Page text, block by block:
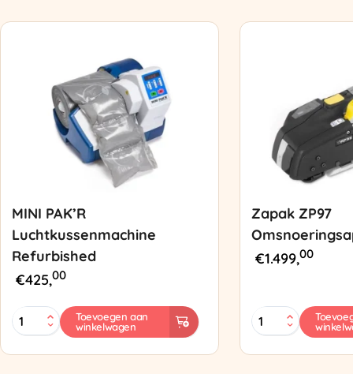
MINI PAK’R
Luchtkussenmachine
Refurbished
€425,00
MINI
PAK'R
Refurbished
Toevoegen aan
winkelwagen
Zapak ZP97
€1.499,00
Zapak
ZP97
aantal